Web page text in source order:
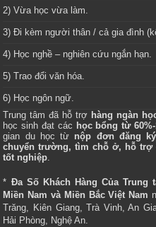
2) Vừa học vừa làm.
3) Đi kèm người thân / cả gia đình
4) Học nghề – nghiên cứu ngắn hạn.
5) Trao đổi văn hóa.
6) Học ngôn ngữ.
Trung tâm đã hỗ trợ hàng ngàn
học sinh đạt các học bổng từ 60%-
gian du học từ nộp đơn đăng
chuyển trường, tìm chỗ ở, hỗ
tốt nghiệp.
* Đa Số Khách Hàng Của Trung
Miền Nam và Miền Bắc Việt Nam
Trăng, Kiên Giang, Trà Vinh, An
Hải Phòng, Nghệ An.